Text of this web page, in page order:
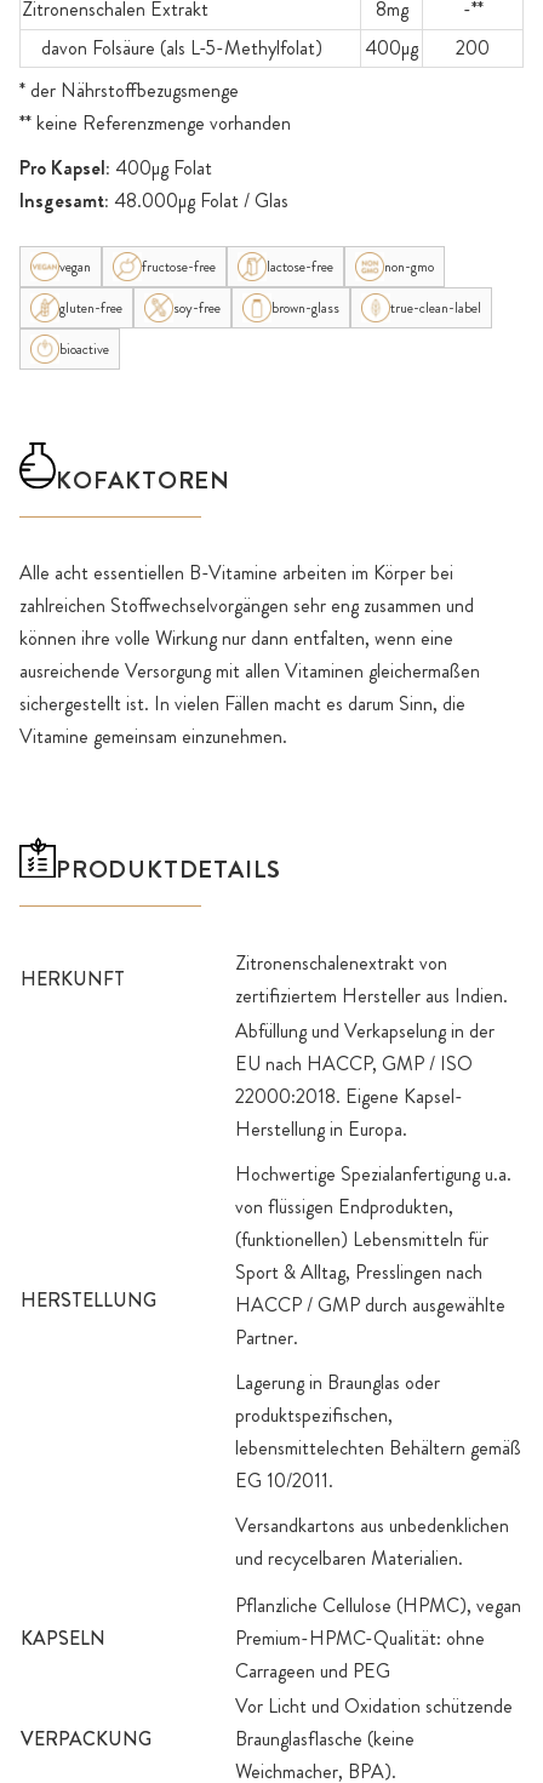
Zitronenschalen Extrakt 8mg
-**
davon Folsäure (als L-5-Methylfolat)
400µg
200
* der Nährstoffbezugsmenge
** keine Referenzmenge vorhanden
Pro Kapsel: 400µg Folat
Insgesamt: 48.000µg Folat / Glas
vegan fructose-free lactose-free
non-gmo
gluten-free
soy-free brown-glass
true-clean-label
bioactive
KOFAKTOREN
Alle acht essentiellen B-Vitamine arbeiten im Körper bei
zahlreichen Stoffwechselvorgängen sehr eng zusammen und
können ihre volle Wirkung nur dann entfalten, wenn eine
ausreichende Versorgung mit allen Vitaminen gleichermaßen
sichergestellt ist. In vielen Fällen macht es darum Sinn, die
Vitamine gemeinsam einzunehmen.
PRODUKTDETAILS
HERKUNFT
Zitronenschalenextrakt von
zertifiziertem Hersteller aus Indien.
HERSTELLUNG
Abfüllung und Verkapselung in der
EU nach HACCP, GMP / ISO
22000:2018. Eigene Kapsel-
Herstellung in Europa.
Hochwertige Spezialanfertigung u.a.
von flüssigen Endprodukten,
(funktionellen) Lebensmitteln für
Sport & Alltag, Presslingen nach
HACCP / GMP durch ausgewählte
Partner.
Lagerung in Braunglas oder
produktspezifischen,
lebensmittelechten Behältern gemäß
EG 10/2011.
Versandkartons aus unbedenklichen
und recycelbaren Materialien.
KAPSELN
Pflanzliche Cellulose (HPMC), vegan
Premium-HPMC-Qualität: ohne
Carrageen und PEG
VERPACKUNG
Vor Licht und Oxidation schützende
Braunglasflasche (keine
Weichmacher, BPA).